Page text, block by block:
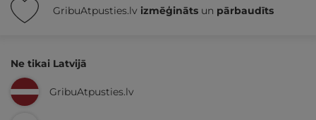
GribuAtpusties.lv izmēģināts un pārbaudīts
Ne tikai Latvijā
GribuAtpusties.lv